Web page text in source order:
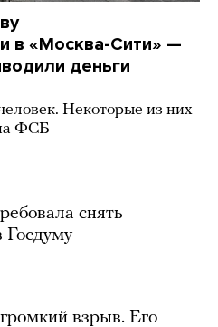
в «Москва-Сити» —
деньги
Некоторые из них
ФСБ
снять
Госдуму
взрыв. Его